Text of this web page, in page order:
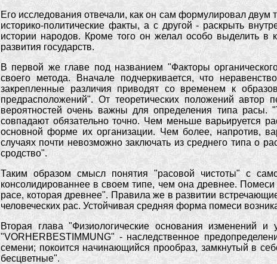
Его исследования отвечали, как он сам формулировал двум
историко-политические факты, а с другой - раскрыть
истории народов. Кроме того он желал особо выделить в
развития государств.
В первой же главе под названием "Факторы
своего метода. Вначале подчеркивается, что
закрепленные различия приводят со временем к
предрасположений". От теоретических положений автор
вероятностей очень важны для определения типа расы.
совпадают обязательно точно. Чем меньше варьируется
основной форме их организации. Чем более, напротив,
случаях почти невозможно заключать из среднего типа о
сродство".
Таким образом смысл понятия "расовой чистоты" с
консолидированнее в своем типе, чем она древнее.
расе, которая древнее". Правила же в развитии
человеческих рас. Устойчивая средняя форма помеси
Вторая глава "Физиологические основания изменений
"VORHERBESTIMMUNG" - наследственное
семени; покоится начинающийся прообраз, замкнутый в
бесцветные".